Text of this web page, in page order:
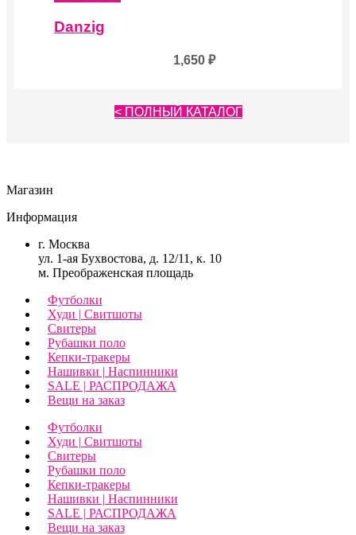
Danzig
1,650 ₽
< ПОЛНЫЙ КАТАЛОГ
Магазин
Информация
г. Москва
ул. 1-ая Бухвостова, д. 12/11, к. 10
м. Преображенская площадь
Футболки
Худи | Свитшоты
Свитеры
Рубашки поло
Кепки-тракеры
Нашивки | Наспинники
SALE | РАСПРОДАЖА
Вещи на заказ
Футболки
Худи | Свитшоты
Свитеры
Рубашки поло
Кепки-тракеры
Нашивки | Наспинники
SALE | РАСПРОДАЖА
Вещи на заказ